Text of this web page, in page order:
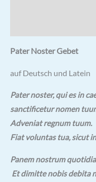
Pater Noster Gebet
auf Deutsch und Latein
Pater noster, qui es in
sanctificetur nomen
Adveniat regnum tuum.
Fiat voluntas tua, sicut
Panem nostrum
Et dimitte nobis debita